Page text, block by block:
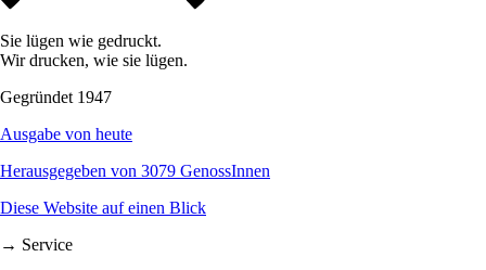
Sie lügen wie gedruckt.
Wir drucken, wie sie lügen.
Gegründet 1947
Ausgabe von heute
Herausgegeben von 3079 GenossInnen
Diese Website auf einen Blick
→ Service